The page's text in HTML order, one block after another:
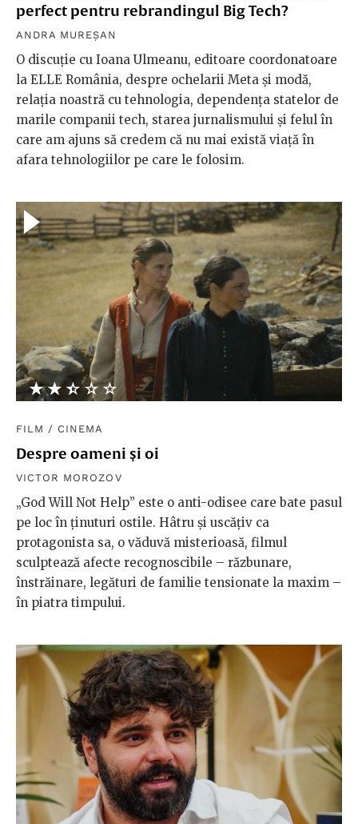
perfect pentru rebrandingul Big Tech?
ANDRA MUREȘAN
O discuție cu Ioana Ulmeanu, editoare coordonatoare
la ELLE România, despre ochelarii Meta și modă,
relația noastră cu tehnologia, dependența statelor de
marile companii tech, starea jurnalismului și felul în
care am ajuns să credem că nu mai există viață în
afara tehnologiilor pe care le folosim.
★★★★★
☆☆☆☆☆
FILM / CINEMA
Despre oameni și oi
VICTOR MOROZOV
„God Will Not Help” este o anti-odisee care bate pasul
pe loc în ținuturi ostile. Hâtru și uscățiv ca
protagonista sa, o văduvă misterioasă, filmul
sculptează afecte recognoscibile – răzbunare,
înstrăinare, legături de familie tensionate la maxim –
în piatra timpului.